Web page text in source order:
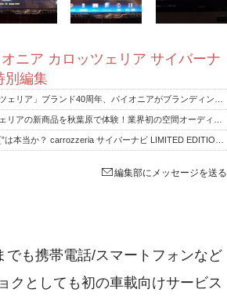
ニア カロッツェリア サイバーナ
別編集
「カロッツェリア」ブランド40周年、パイオニアがブランディング賞を受賞…用品大賞2026
カロッツェリアの新商品を秋葉原で体験！業界初の空間オーディオ対応モデルも 6月12・13日
“最高音質”は本当か？ carrozzeria サイバーナビ LIMITED EDITIONを徹底試聴
編集部にメッセージを送る
でも携帯電話/スマートフォンなど
クとしても初の車載向けサービス